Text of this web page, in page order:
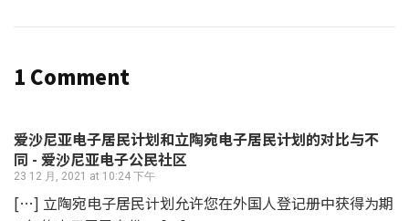
1 Comment
爱沙尼亚电子居民计划和立陶宛电子居民计划的对比与不
同 - 爱沙尼亚电子公民社区
23 12 月, 2021 at 10:24 下午
[…] 立陶宛电子居民计划允许您在外国人登记册中获得为期